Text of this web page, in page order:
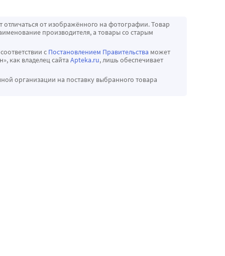
от изображённого на фотографии. Товар
производителя, а товары со старым
с Постановлением Правительства может
как владелец сайта Apteka.ru, лишь обеспечивает
организации на поставку выбранного товара